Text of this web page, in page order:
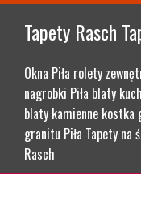
Tapety Rasch
Okna Piła rolety
nagrobki Piła blaty
blaty kamienne kostka
granitu Piła Tapety na
Rasch